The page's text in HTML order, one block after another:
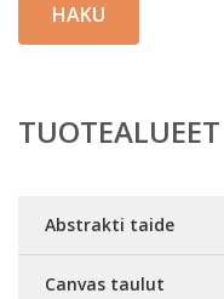
HAKU
TUOTEALUEET
Abstrakti taide
Canvas taulut